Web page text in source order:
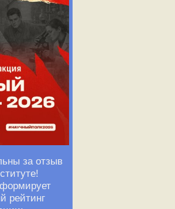
за отзыв
рейтинг